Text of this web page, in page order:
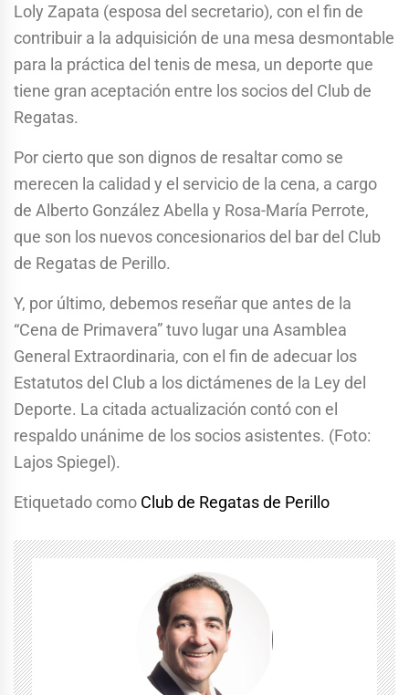
Loly Zapata (esposa del secretario), con el fin de
contribuir a la adquisición de una mesa desmontable
para la práctica del tenis de mesa, un deporte que
tiene gran aceptación entre los socios del Club de
Regatas.
Por cierto que son dignos de resaltar como se
merecen la calidad y el servicio de la cena, a cargo
de Alberto González Abella y Rosa-María Perrote,
que son los nuevos concesionarios del bar del Club
de Regatas de Perillo.
Y, por último, debemos reseñar que antes de la
“Cena de Primavera” tuvo lugar una Asamblea
General Extraordinaria, con el fin de adecuar los
Estatutos del Club a los dictámenes de la Ley del
Deporte. La citada actualización contó con el
respaldo unánime de los socios asistentes. (Foto:
Lajos Spiegel).
Etiquetado como Club de Regatas de Perillo